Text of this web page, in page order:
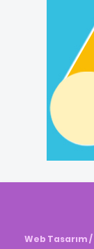
Web Tasarım /